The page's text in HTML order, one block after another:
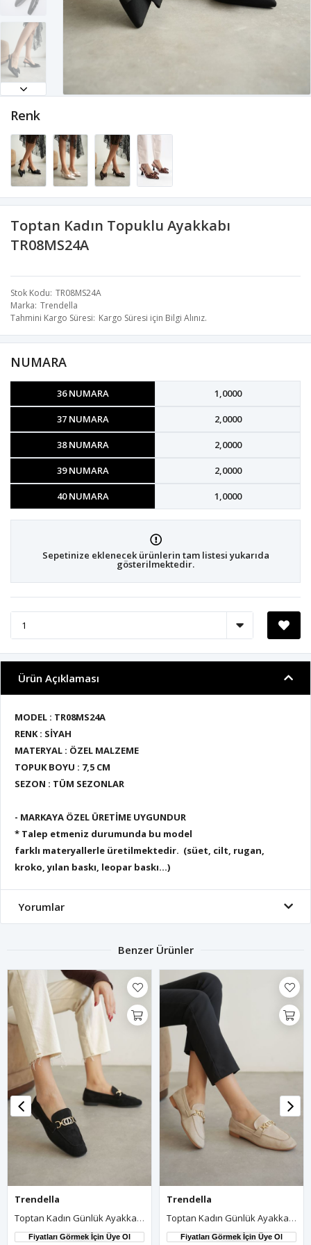
Toptan Kadın Topuklu Ayakkabı
TR08MS24A
Stok Kodu TR08MS24A
Marka Trendella
Tahmini Kargo Süresi Kargo Süresi için Bilgi Alınız.
Renk
NUMARA
36 NUMARA 1,0000
37 NUMARA 2,0000
38 NUMARA 2,0000
39 NUMARA 2,0000
40 NUMARA 1,0000
Sepetinize eklenecek ürünlerin tam listesi yukarıda
gösterilmektedir.
Ürün Açıklaması
MODEL : TR08MS24A
RENK : SİYAH
MATERYAL : ÖZEL MALZEME
TOPUK BOYU : 7,5 CM
SEZON : TÜM SEZONLAR
- MARKAYA ÖZEL ÜRETİME UYGUNDUR
* Talep etmeniz durumunda bu model
farklı materyallerle üretilmektedir. (süet, cilt, rugan,
kroko, yılan baskı, leopar baskı...)
Yorumlar
Benzer Ürünler
Trendella
Toptan Kadın Günlük Ayakkabı TR27MS01A
Trendella
Toptan Kadın Günlük Ayakkabı TR27MS01B